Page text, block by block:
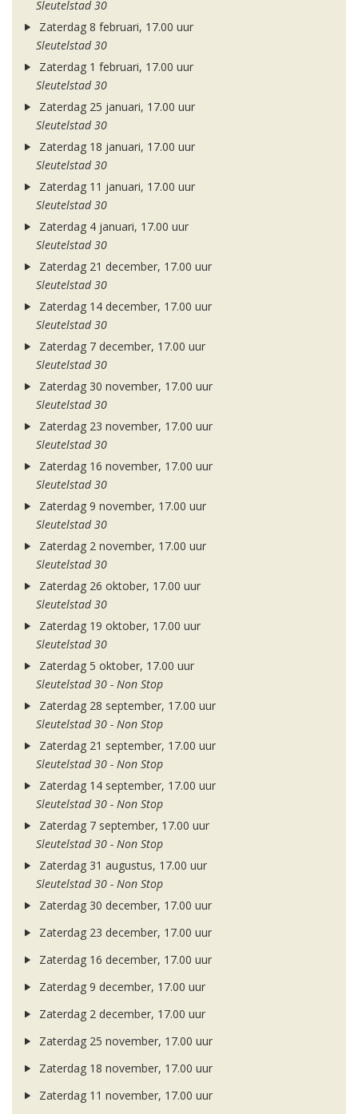
Sleutelstad 30
Zaterdag 8 februari, 17.00 uur
Sleutelstad 30
Zaterdag 1 februari, 17.00 uur
Sleutelstad 30
Zaterdag 25 januari, 17.00 uur
Sleutelstad 30
Zaterdag 18 januari, 17.00 uur
Sleutelstad 30
Zaterdag 11 januari, 17.00 uur
Sleutelstad 30
Zaterdag 4 januari, 17.00 uur
Sleutelstad 30
Zaterdag 21 december, 17.00 uur
Sleutelstad 30
Zaterdag 14 december, 17.00 uur
Sleutelstad 30
Zaterdag 7 december, 17.00 uur
Sleutelstad 30
Zaterdag 30 november, 17.00 uur
Sleutelstad 30
Zaterdag 23 november, 17.00 uur
Sleutelstad 30
Zaterdag 16 november, 17.00 uur
Sleutelstad 30
Zaterdag 9 november, 17.00 uur
Sleutelstad 30
Zaterdag 2 november, 17.00 uur
Sleutelstad 30
Zaterdag 26 oktober, 17.00 uur
Sleutelstad 30
Zaterdag 19 oktober, 17.00 uur
Sleutelstad 30
Zaterdag 5 oktober, 17.00 uur
Sleutelstad 30 - Non Stop
Zaterdag 28 september, 17.00 uur
Sleutelstad 30 - Non Stop
Zaterdag 21 september, 17.00 uur
Sleutelstad 30 - Non Stop
Zaterdag 14 september, 17.00 uur
Sleutelstad 30 - Non Stop
Zaterdag 7 september, 17.00 uur
Sleutelstad 30 - Non Stop
Zaterdag 31 augustus, 17.00 uur
Sleutelstad 30 - Non Stop
Zaterdag 30 december, 17.00 uur
Zaterdag 23 december, 17.00 uur
Zaterdag 16 december, 17.00 uur
Zaterdag 9 december, 17.00 uur
Zaterdag 2 december, 17.00 uur
Zaterdag 25 november, 17.00 uur
Zaterdag 18 november, 17.00 uur
Zaterdag 11 november, 17.00 uur